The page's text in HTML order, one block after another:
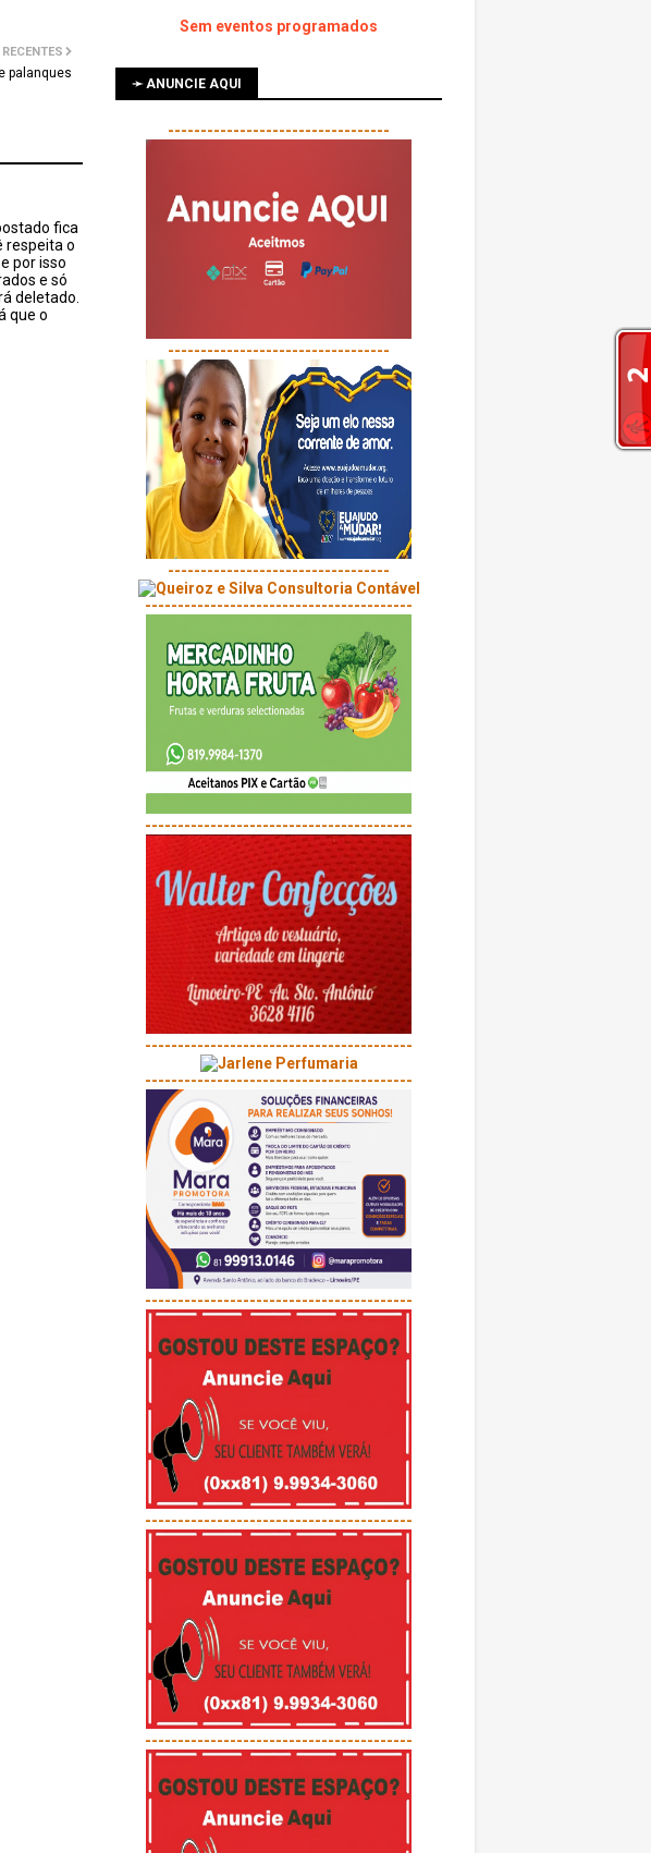
palanques
fica
respeita o
por isso
e só
deletado.
que o
Sem eventos programados
➛ ANUNCIE AQUI
----------------------------------
----------------------------------
----------------------------------
-----------------------------------------
-----------------------------------------
-----------------------------------------
-----------------------------------------
-----------------------------------------
-----------------------------------------
-----------------------------------------